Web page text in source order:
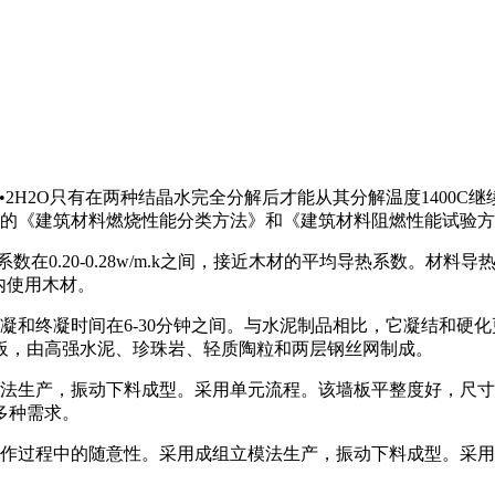
只有在两种结晶水完全分解后才能从其分解温度1400C
《建筑材料燃烧性能分类方法》和《建筑材料阻燃性能试验
在0.20-0.28w/m.k之间，接近木材的平均导热系数。材料导
用木材。
终凝时间在6-30分钟之间。与水泥制品相比，它凝结和硬
由高强水泥、珍珠岩、轻质陶粒和两层钢丝网制成。
产，振动下料成型。采用单元流程。该墙板平整度好，尺
需求。
程中的随意性。采用成组立模法生产，振动下料成型。采